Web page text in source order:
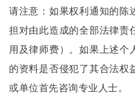
请注意：如果权利通知的陈
担对由此造成的全部法律责
用及律师费）。如果上述个
的资料是否侵犯了其合法权
或单位首先咨询专业人士。